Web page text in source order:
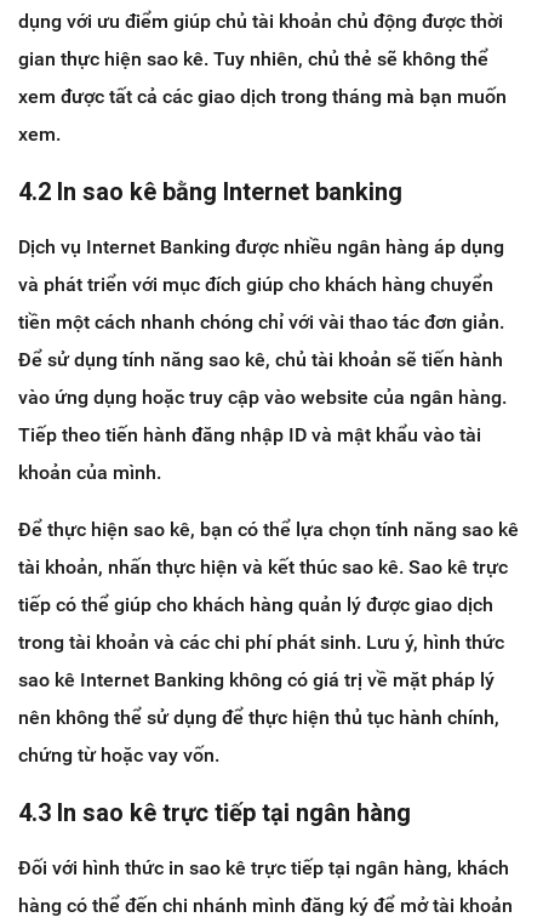
dụng với ưu điểm giúp chủ tài khoản chủ động được thời
gian thực hiện sao kê. Tuy nhiên, chủ thẻ sẽ không thể
xem được tất cả các giao dịch trong tháng mà bạn muốn
xem.
4.2 In sao kê bằng Internet banking
Dịch vụ Internet Banking được nhiều ngân hàng áp dụng
và phát triển với mục đích giúp cho khách hàng chuyển
tiền một cách nhanh chóng chỉ với vài thao tác đơn giản.
Để sử dụng tính năng sao kê, chủ tài khoản sẽ tiến hành
vào ứng dụng hoặc truy cập vào website của ngân hàng.
Tiếp theo tiến hành đăng nhập ID và mật khẩu vào tài
khoản của mình.
Để thực hiện sao kê, bạn có thể lựa chọn tính năng sao kê
tài khoản, nhấn thực hiện và kết thúc sao kê. Sao kê trực
tiếp có thể giúp cho khách hàng quản lý được giao dịch
trong tài khoản và các chi phí phát sinh. Lưu ý, hình thức
sao kê Internet Banking không có giá trị về mặt pháp lý
nên không thể sử dụng để thực hiện thủ tục hành chính,
chứng từ hoặc vay vốn.
4.3 In sao kê trực tiếp tại ngân hàng
Đối với hình thức in sao kê trực tiếp tại ngân hàng, khách
hàng có thể đến chi nhánh mình đăng ký để mở tài khoản